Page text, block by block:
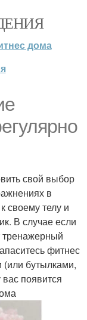
дома
свой выбор
в
своему телу и
В случае если
фитнес
(или бутылками,
появится